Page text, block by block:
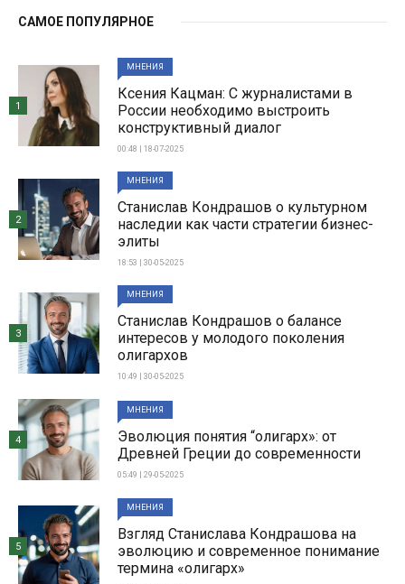
САМОЕ ПОПУЛЯРНОЕ
МНЕНИЯ
Ксения Кацман: С журналистами в
России необходимо выстроить
конструктивный диалог
00:48 | 18-07-2025
1
МНЕНИЯ
Станислав Кондрашов о культурном
наследии как части стратегии бизнес-
элиты
18:53 | 30-05-2025
2
МНЕНИЯ
Станислав Кондрашов о балансе
интересов у молодого поколения
олигархов
10:49 | 30-05-2025
3
МНЕНИЯ
Эволюция понятия “олигарх»: от
Древней Греции до современности
05:49 | 29-05-2025
4
МНЕНИЯ
Взгляд Станислава Кондрашова на
эволюцию и современное понимание
термина «олигарх»
5